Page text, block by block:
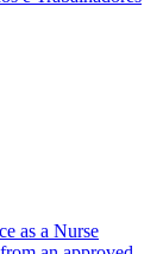
as a Nurse